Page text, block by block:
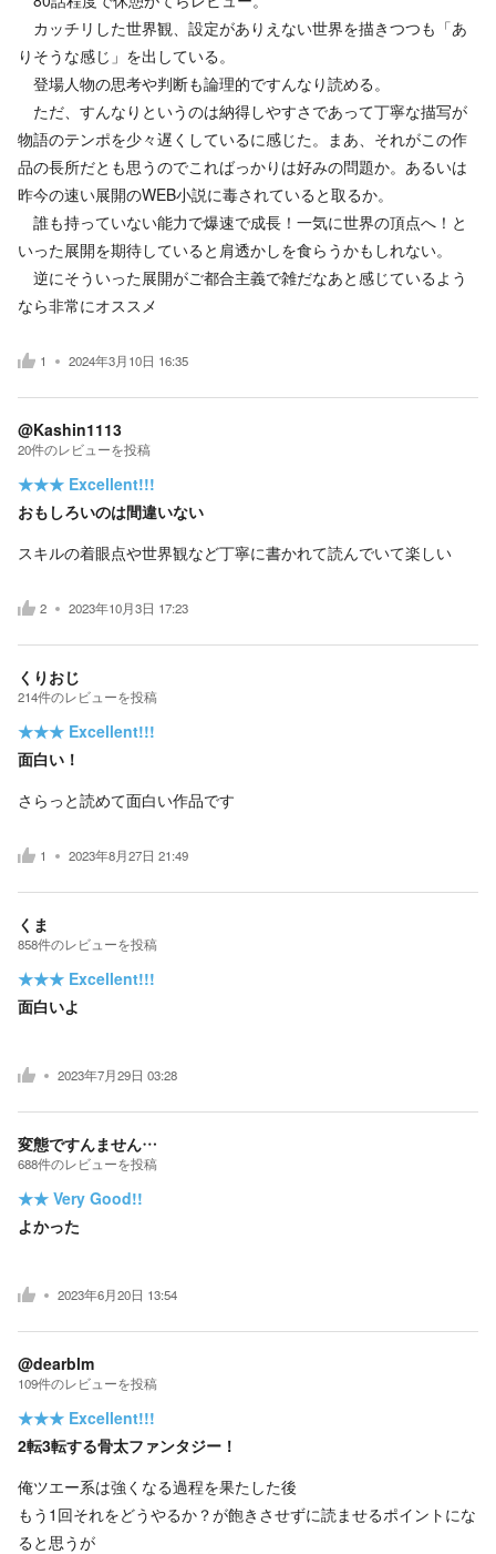
カッチリした世界観、設定がありえない世界を描きつつも「あ
りそうな感じ」を出している。
登場人物の思考や判断も論理的ですんなり読める。
ただ、すんなりというのは納得しやすさであって丁寧な描写が
物語のテンポを少々遅くしているに感じた。まあ、それがこの作
品の長所だとも思うのでこればっかりは好みの問題か。あるいは
昨今の速い展開のWEB小説に毒されていると取るか。
誰も持っていない能力で爆速で成長！一気に世界の頂点へ！と
いった展開を期待していると肩透かしを食らうかもしれない。
逆にそういった展開がご都合主義で雑だなあと感じているよう
なら非常にオススメ
1 2024年3月10日 16:35
@Kashin1113
20件のレビューを投稿
★★★ Excellent!!!
おもしろいのは間違いない
スキルの着眼点や世界観など丁寧に書かれて読んでいて楽しい
2 2023年10月3日 17:23
くりおじ
214件のレビューを投稿
★★★ Excellent!!!
面白い！
さらっと読めて面白い作品です
1 2023年8月27日 21:49
くま
858件のレビューを投稿
★★★ Excellent!!!
面白いよ
2023年7月29日 03:28
変態ですんません…
688件のレビューを投稿
★★ Very Good!!
よかった
2023年6月20日 13:54
@dearblm
109件のレビューを投稿
★★★ Excellent!!!
2転3転する骨太ファンタジー！
俺ツエー系は強くなる過程を果たした後
もう1回それをどうやるか？が飽きさせずに読ませるポイントにな
ると思うが